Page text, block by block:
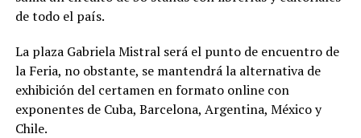
de todo el país.
La plaza Gabriela Mistral será el punto de encuentro de
la Feria, no obstante, se mantendrá la alternativa de
exhibición del certamen en formato online con
exponentes de Cuba, Barcelona, Argentina, México y
Chile.